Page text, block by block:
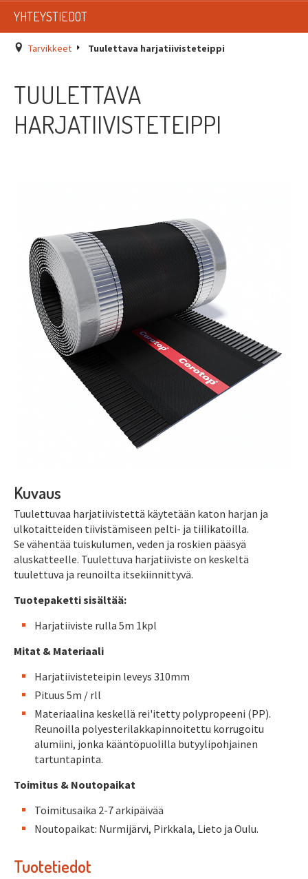
LISTAT
SADEVESIJÄRJESTELMÄT
PYYDÄ TARJOUS ASENNUKSESTA
YHTEYSTIEDOT
Tarvikkeet Tuulettava harjatiivisteteippi
TUULETTAVA
HARJATIIVISTETEIPPI
Kuvaus
Tuulettuvaa harjatiivistettä käytetään katon harjan ja
ulkotaitteiden tiivistämiseen pelti- ja tiilikatoilla.
Se vähentää tuiskulumen, veden ja roskien pääsyä
aluskatteelle. Tuulettuva harjatiiviste on keskeltä
tuulettuva ja reunoilta itsekiinnittyvä.
Tuotepaketti sisältää:
Harjatiiviste rulla 5m 1kpl
Mitat & Materiaali
Harjatiivisteteipin leveys 310mm
Pituus 5m / rll
Materiaalina keskellä rei'itetty polypropeeni (PP).
Reunoilla polyesterilakkapinnoitettu korrugoitu
alumiini, jonka kääntöpuolilla butyylipohjainen
tartuntapinta.
Toimitus & Noutopaikat
Toimitusaika 2-7 arkipäivää
Noutopaikat: Nurmijärvi, Pirkkala, Lieto ja Oulu.
Tuotetiedot